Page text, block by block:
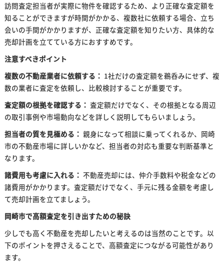
訪問査定担当者が実際に物件を確認するため、より正確な査定額を
知ることができますが時間がかかる、複数社に依頼する場合、立ち
会いの手間がかかりますが、正確な査定額を知りたい方、具体的な
売却計画を立てている方におすすめです。
注意すべきポイント
複数の不動産業者に依頼する： 1社だけの査定額を鵜呑みにせず、複
数の業者に査定を依頼し、比較検討することが重要です。
査定額の根拠を確認する： 査定額だけでなく、その根拠となる周辺
の取引事例や市場動向などを詳しく説明してもらいましょう。
担当者の質を見極める： 親身になって相談に乗ってくれるか、岡崎
市の不動産市場に詳しいかなど、担当者の対応も重要な判断基準と
なります。
諸費用も考慮に入れる： 不動産売却には、仲介手数料や税金などの
諸費用がかかります。査定額だけでなく、手元に残る金額を考慮し
て売却計画を立てましょう。
岡崎市で高額査定を引き出すための秘訣
少しでも高く不動産を売却したいと考えるのは当然のことです。以
下のポイントを押さえることで、高額査定につながる可能性があり
ます。